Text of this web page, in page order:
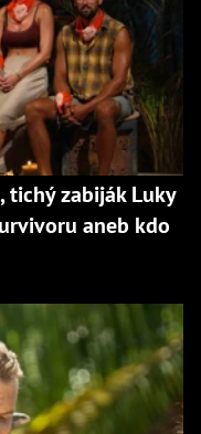
tichý zabiják Luky
aneb kdo